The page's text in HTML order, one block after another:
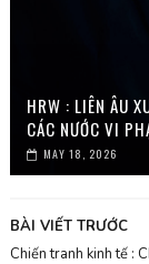
HRW : LIÊN ÂU
CÁC NƯỚC VI
MAY 18, 2026
BÀI VIẾT TRƯỚC
Chiến tranh kinh tế :